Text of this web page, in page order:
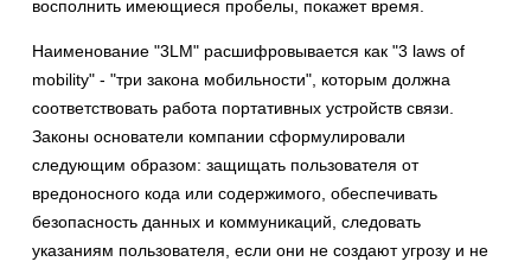
восполнить имеющиеся пробелы, покажет время.
Наименование "3LM" расшифровывается как "3 laws of
mobility" - "три закона мобильности", которым должна
соответствовать работа портативных устройств связи.
Законы основатели компании сформулировали
следующим образом: защищать пользователя от
вредоносного кода или содержимого, обеспечивать
безопасность данных и коммуникаций, следовать
указаниям пользователя, если они не создают угрозу и не